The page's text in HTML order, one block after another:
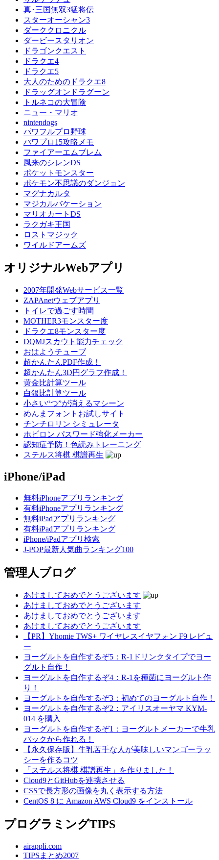
真･三国無双3猛将伝
スターオーシャン3
ダーククロニクル
ダービースタリオン
ドラゴンクエスト
ドラクエ4
ドラクエ5
大人のためのドラクエ8
ドラッグオンドラグーン
トルネコの大冒険
ニュー・マリオ
nintendogs
パワフルプロ野球
パワプロ15攻略メモ
ファイアーエムブレム
風来のシレンDS
ポケットモンスター
ポケモン不思議のダンジョン
マグナカルタ
マジカルバケーション
マリオカートDS
ラクガキ王国
ロストマジック
ワイルドアームズ
オリジナルWebアプリ
2007年開発Webサービス一覧
ZAPAnetウェブアプリ
トイレで過ごす時間
MOTHER3モンスター度
ドラクエ8モンスター度
DQMJスカウト能力チェック
おはようチューブ
超かんたんPDF作成！
超かんたん3D円グラフ作成！
黄金比計算ツール
白銀比計算ツール
小さい“つ”が消えるマシーン
めんまフォントお試しサイト
チンチロリン シミュレータ
ホビロン パスワード強化メーカー
認知症予防！色読みトレーニング
ステルス将棋 棋譜再生
iPhone/iPad
無料iPhoneアプリランキング
有料iPhoneアプリランキング
無料iPadアプリランキング
有料iPadアプリランキング
iPhone/iPadアプリ検索
J-POP最新人気曲ランキング100
管理人ブログ
あけましておめでとうございます
あけましておめでとうございます
あけましておめでとうございます
あけましておめでとうございます
【PR】Yhomie TWS+ ワイヤレスイヤフォン F9 レビュ
ー
ヨーグルトを自作するぞ5：R-1ドリンクタイプでヨー
グルト自作！
ヨーグルトを自作するぞ4：R-1を種菌にヨーグルト作
り！
ヨーグルトを自作するぞ3：初めてのヨーグルト自作！
ヨーグルトを自作するぞ2：アイリスオーヤマ KYM-
014 を購入
ヨーグルトを自作するぞ1：ヨーグルトメーカーで牛乳
パックから作れる！
【永久保存版】牛乳苦手な人が美味しいマンゴーラッ
シーを作るコツ
「ステルス将棋 棋譜再生」を作りました！
Cloud9とGitHubを連携させる
CSSで長方形の画像を丸く表示する方法
CentOS 8 に Amazon AWS Cloud9 をインストール
プログラミングTIPS
airappli.com
TIPSまとめ2007